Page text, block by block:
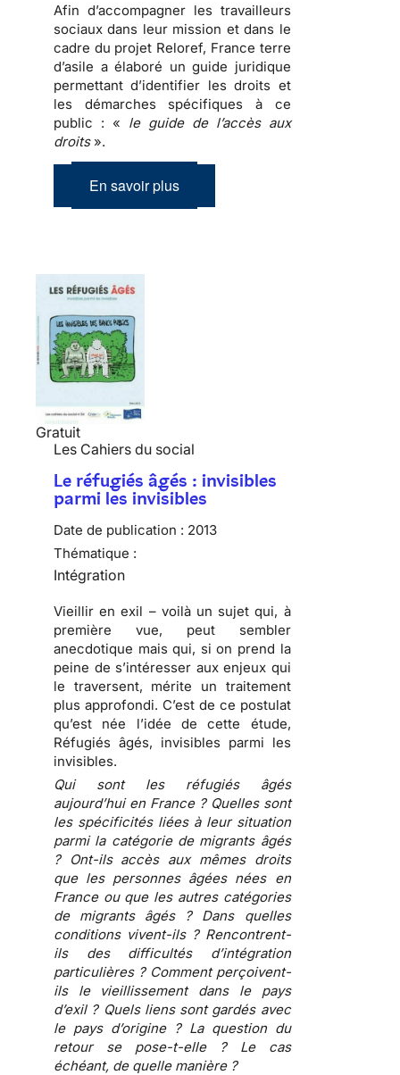
Afin d’accompagner les travailleurs
sociaux dans leur mission et dans le
cadre du projet Reloref, France terre
d’asile a élaboré un guide juridique
permettant d’identifier les droits et
les démarches spécifiques à ce
public : « le guide de l’accès aux
droits».
En savoir plus
Gratuit
Les Cahiers du social
Le réfugiés âgés : invisibles
parmi les invisibles
Date de publication : 2013
Thématique :
Intégration
Vieillir en exil – voilà un sujet qui, à
première vue, peut sembler
anecdotique mais qui, si on prend la
peine de s’intéresser aux enjeux qui
le traversent, mérite un traitement
plus approfondi. C’est de ce postulat
qu’est née l’idée de cette étude,
Réfugiés âgés, invisibles parmi les
invisibles.
Qui sont les réfugiés âgés
aujourd’hui en France ? Quelles sont
les spécificités liées à leur situation
parmi la catégorie de migrants âgés
? Ont-ils accès aux mêmes droits
que les personnes âgées nées en
France ou que les autres catégories
de migrants âgés ? Dans quelles
conditions vivent-ils ? Rencontrent-
ils des difficultés d’intégration
particulières ? Comment perçoivent-
ils le vieillissement dans le pays
d’exil ? Quels liens sont gardés avec
le pays d’origine ? La question du
retour se pose-t-elle ? Le cas
échéant, de quelle manière ?